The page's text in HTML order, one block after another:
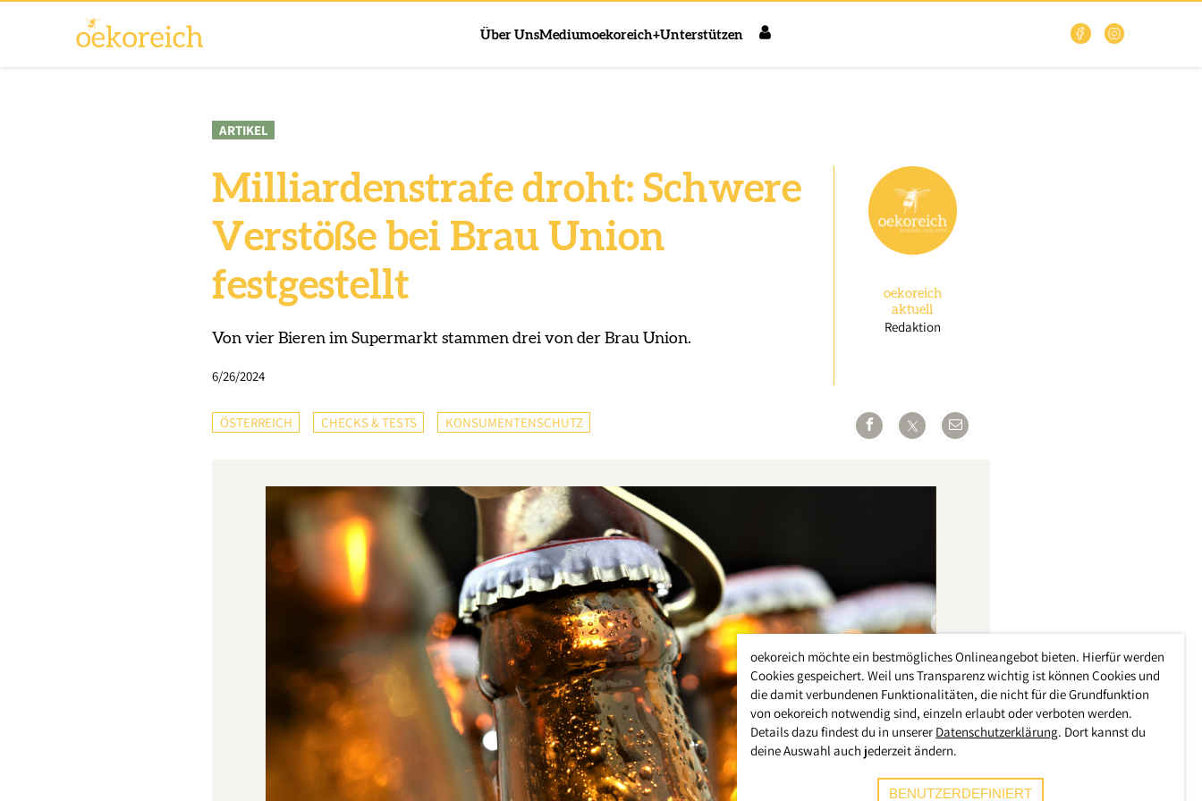
Über UnsMediumoekoreich+Unterstützen
ARTIKEL
Milliardenstrafe droht: Schwere
Verstöße bei Brau Union
festgestellt
Von vier Bieren im Supermarkt stammen drei von der Brau Union.
6/26/2024
oekoreich
aktuell
Redaktion
ÖSTERREICH CHECKS & TESTS KONSUMENTENSCHUTZ
oekoreich möchte ein bestmögliches Onlineangebot bieten. Hierfür werden
Cookies gespeichert. Weil uns Transparenz wichtig ist können Cookies und
die damit verbundenen Funktionalitäten, die nicht für die Grundfunktion
von oekoreich notwendig sind, einzeln erlaubt oder verboten werden.
Details dazu findest du in unserer Datenschutzerklärung. Dort kannst du
deine Auswahl auch jederzeit ändern.
BENUTZERDEFINIERT